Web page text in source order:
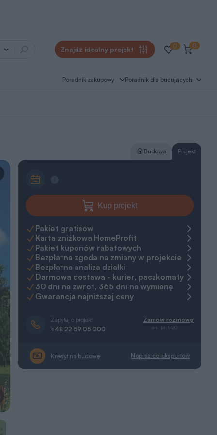
Znajdź idealny projekt 0 0
Poradnik zakupowy Poradnik dla budujących
Budowa Projekt
Kup projekt
Pakiet gratisów
Karta zniżkowa HomeProfit
Pakiet kuponów rabatowych
Bezpłatna zgoda na zmiany w projekcie
Bezpłatna analiza działki
Darmowa dostawa - kurier, paczkomaty
30 dni na zwrot, 365 dni na wymianę
Gwarancja najniższej ceny
Zapytaj o projekt
+48 22 59 05 000
Zamów rozmowę
pn.-pt. 8-20
Kredyt na budowę Napisz do ekspertów